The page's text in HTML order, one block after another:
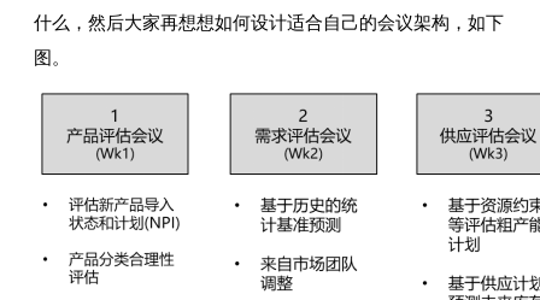
什么，然后大家再想想如何设计适合自己的会议架构，如下
图。